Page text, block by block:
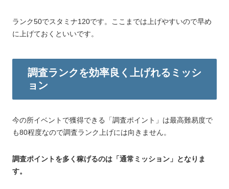
ランク50でスタミナ120です。ここまでは上げやすいので早め
に上げておくといいです。
調査ランクを効率良く上げれるミッシ
ョン
今の所イベントで獲得できる「調査ポイント」は最高難易度で
も80程度なので調査ランク上げには向きません。
調査ポイントを多く稼げるのは「通常ミッション」となりま
す。